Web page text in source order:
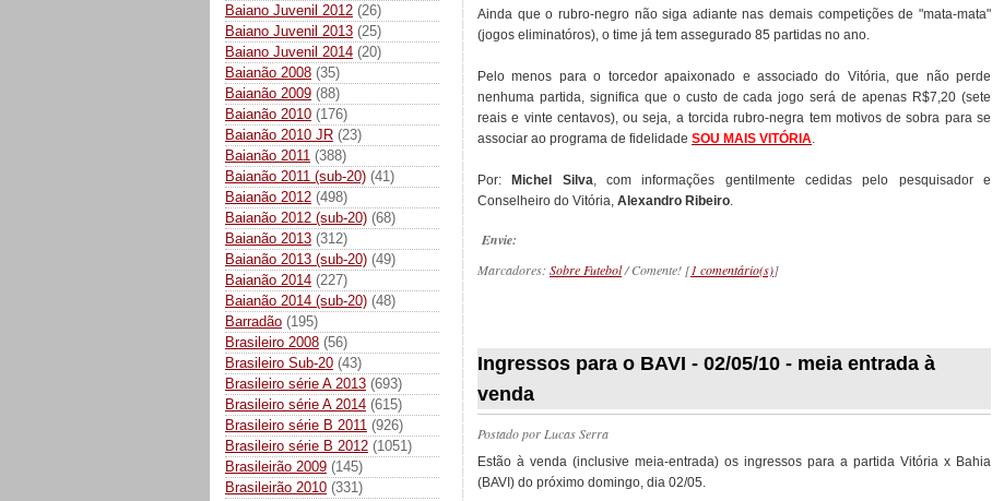
Baiano Juvenil 2012 (26)
Baiano Juvenil 2013 (25)
Baiano Juvenil 2014 (20)
Baianão 2008 (35)
Baianão 2009 (88)
Baianão 2010 (176)
Baianão 2010 JR (23)
Baianão 2011 (388)
Baianão 2011 (sub-20) (41)
Baianão 2012 (498)
Baianão 2012 (sub-20) (68)
Baianão 2013 (312)
Baianão 2013 (sub-20) (49)
Baianão 2014 (227)
Baianão 2014 (sub-20) (48)
Barradão (195)
Brasileiro 2008 (56)
Brasileiro Sub-20 (43)
Brasileiro série A 2013 (693)
Brasileiro série A 2014 (615)
Brasileiro série B 2011 (926)
Brasileiro série B 2012 (1051)
Brasileirão 2009 (145)
Brasileirão 2010 (331)
Ainda que o rubro-negro não siga adiante nas demais competições de "mata-mata"
(jogos eliminatóros), o time já tem assegurado 85 partidas no ano.
Pelo menos para o torcedor apaixonado e associado do Vitória, que não perde
nenhuma partida, significa que o custo de cada jogo será de apenas R$7,20 (sete
reais e vinte centavos), ou seja, a torcida rubro-negra tem motivos de sobra para se
associar ao programa de fidelidade SOU MAIS VITÓRIA.
Por: Michel Silva, com informações gentilmente cedidas pelo pesquisador e
Conselheiro do Vitória, Alexandro Ribeiro.
Envie:
Marcadores: Sobre Futebol/ Comente! [1 comentário(s)]
Ingressos para o BAVI - 02/05/10 - meia entrada à
venda
Postado por Lucas Serra
Estão à venda (inclusive meia-entrada) os ingressos para a partida Vitória x Bahia
(BAVI) do próximo domingo, dia 02/05.